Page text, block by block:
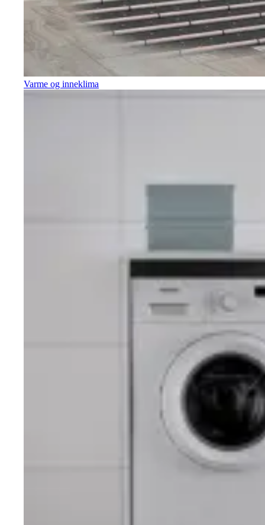
Varme og inneklima